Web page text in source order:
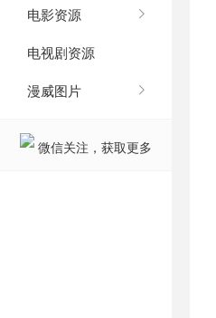
电影资源
电视剧资源
漫威图片
微信关注，获取更多